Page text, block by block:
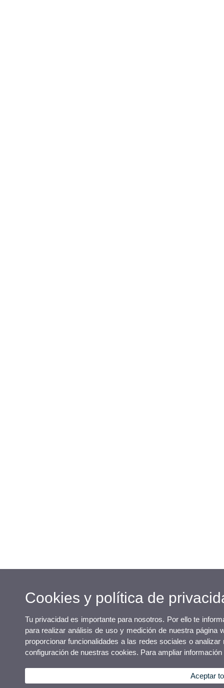
Cookies y política de
Tu privacidad es importante para nosotros. Por ello te
para realizar análisis de uso y medición de nuestra página
proporcionar funcionalidades a las redes sociales o
configuración de nuestras cookies. Para ampliar información
Aceptar